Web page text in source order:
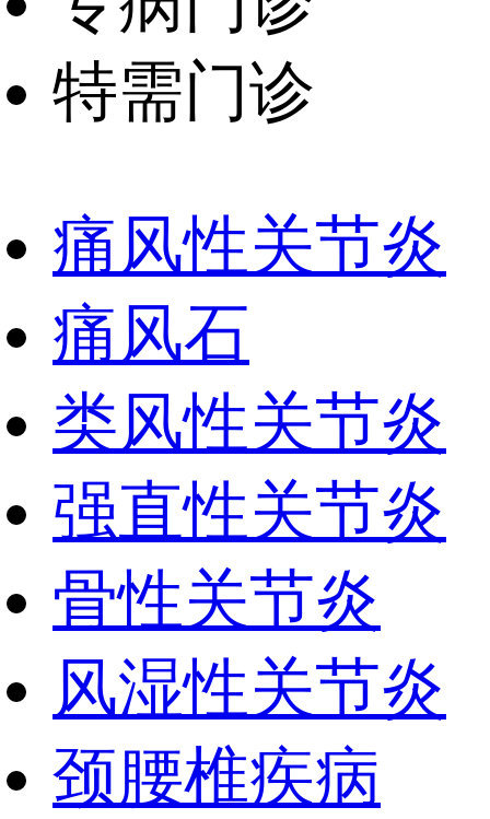
特需门诊
痛风性关节炎
痛风石
类风性关节炎
强直性关节炎
骨性关节炎
风湿性关节炎
颈腰椎疾病